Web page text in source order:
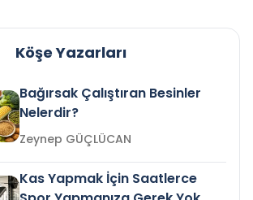
Köşe Yazarları
Bağırsak Çalıştıran Besinler
Nelerdir?
Zeynep GÜÇLÜCAN
Kas Yapmak İçin Saatlerce